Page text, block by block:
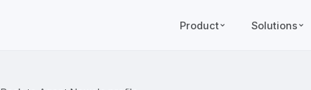
Product Solutions